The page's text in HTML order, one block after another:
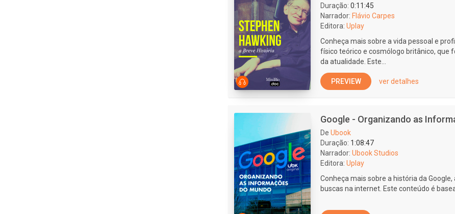
Duração: 0:11:45
Narrador: Flávio Carpes
Editora: Uplay
Conheça mais sobre a vida pessoal e
físico teórico e cosmólogo britânico, que
da atualidade. Este...
PREVIEW ver detalhes
Google - Organizando as
De Ubook
Duração: 1:08:47
Narrador: Ubook Studios
Editora: Uplay
Conheça mais sobre a história da
buscas na internet. Este conteúdo é